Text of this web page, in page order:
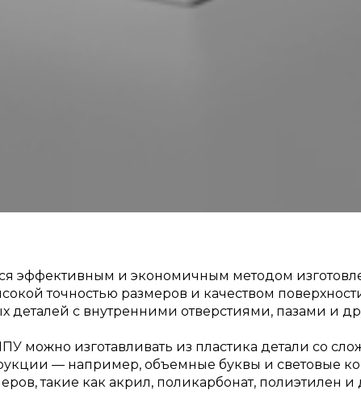
эффективным и экономичным методом
точностью размеров и качеством
деталей с внутренними отверстиями, пазами и
можно изготавливать из пластика детали со
— например, объемные буквы и световые
такие как акрил, поликарбонат, полиэтилен и